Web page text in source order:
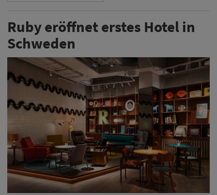
Ruby eröffnet erstes Hotel in
Schweden